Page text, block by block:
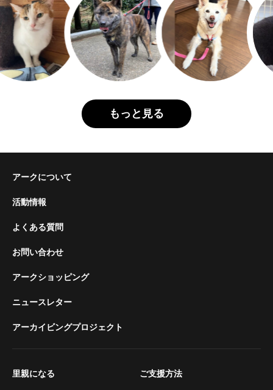
もっと見る
アークについて
活動情報
よくある質問
お問い合わせ
アークショッピング
ニュースレター
アーカイビングプロジェクト
里親になる ご支援方法